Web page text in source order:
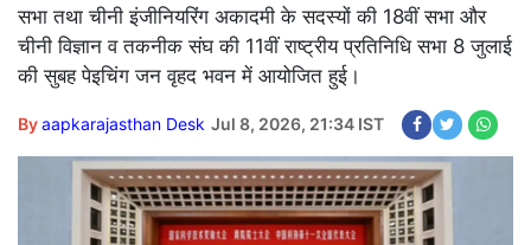
सभा तथा चीनी इंजीनियरिंग अकादमी के सदस्यों की 18वीं सभा और
चीनी विज्ञान व तकनीक संघ की 11वीं राष्ट्रीय प्रतिनिधि सभा 8 जुलाई
की सुबह पेइचिंग जन वृहद भवन में आयोजित हुई।
Byaapkarajasthan Desk Jul 8, 2026, 21:34 IST